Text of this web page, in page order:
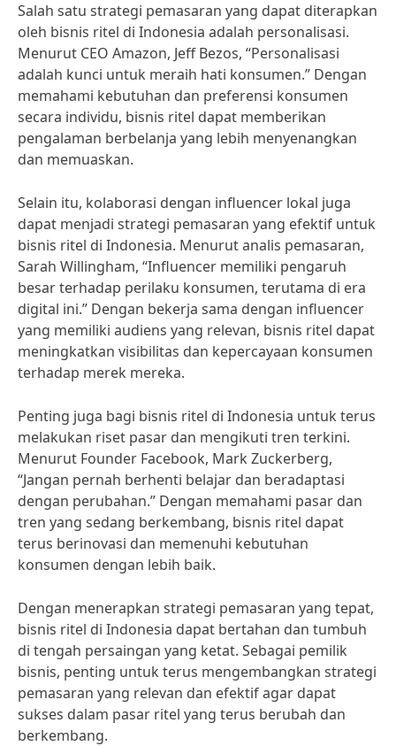
Salah satu strategi pemasaran yang dapat diterapkan
oleh bisnis ritel di Indonesia adalah personalisasi.
Menurut CEO Amazon, Jeff Bezos, “Personalisasi
adalah kunci untuk meraih hati konsumen.” Dengan
memahami kebutuhan dan preferensi konsumen
secara individu, bisnis ritel dapat memberikan
pengalaman berbelanja yang lebih menyenangkan
dan memuaskan.
Selain itu, kolaborasi dengan influencer lokal juga
dapat menjadi strategi pemasaran yang efektif untuk
bisnis ritel di Indonesia. Menurut analis pemasaran,
Sarah Willingham, “Influencer memiliki pengaruh
besar terhadap perilaku konsumen, terutama di era
digital ini.” Dengan bekerja sama dengan influencer
yang memiliki audiens yang relevan, bisnis ritel dapat
meningkatkan visibilitas dan kepercayaan konsumen
terhadap merek mereka.
Penting juga bagi bisnis ritel di Indonesia untuk terus
melakukan riset pasar dan mengikuti tren terkini.
Menurut Founder Facebook, Mark Zuckerberg,
“Jangan pernah berhenti belajar dan beradaptasi
dengan perubahan.” Dengan memahami pasar dan
tren yang sedang berkembang, bisnis ritel dapat
terus berinovasi dan memenuhi kebutuhan
konsumen dengan lebih baik.
Dengan menerapkan strategi pemasaran yang tepat,
bisnis ritel di Indonesia dapat bertahan dan tumbuh
di tengah persaingan yang ketat. Sebagai pemilik
bisnis, penting untuk terus mengembangkan strategi
pemasaran yang relevan dan efektif agar dapat
sukses dalam pasar ritel yang terus berubah dan
berkembang.